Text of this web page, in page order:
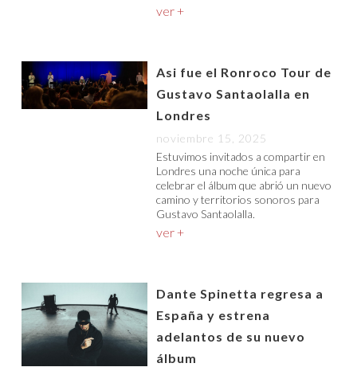
ver +
Asi fue el Ronroco Tour de
Gustavo Santaolalla en
Londres
noviembre 15, 2025
Estuvimos invitados a compartir en
Londres una noche única para
celebrar el álbum que abrió un nuevo
camino y territorios sonoros para
Gustavo Santaolalla.
ver +
Dante Spinetta regresa a
España y estrena
adelantos de su nuevo
álbum